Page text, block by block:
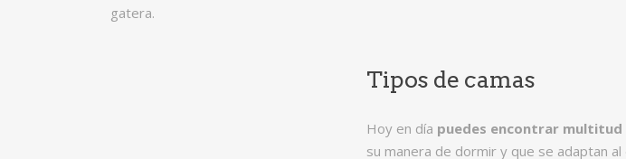
gatera.
Tipos de camas
Hoy en día puedes encontrar multitud
su manera de dormir y que se adaptan al